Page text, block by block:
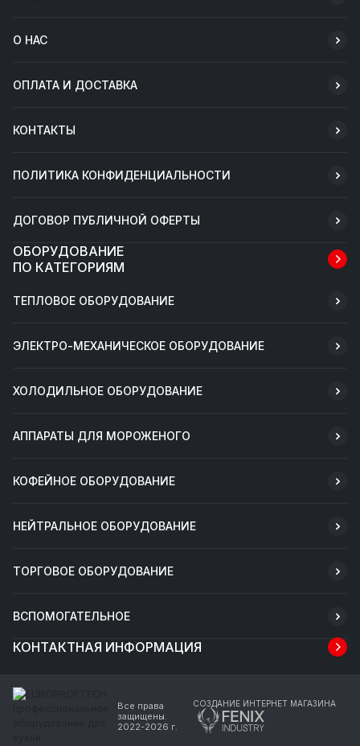
О НАС
ОПЛАТА И ДОСТАВКА
КОНТАКТЫ
ПОЛИТИКА КОНФИДЕНЦИАЛЬНОСТИ
ДОГОВОР ПУБЛИЧНОЙ ОФЕРТЫ
ОБОРУДОВАНИЕ
ПО КАТЕГОРИЯМ
ТЕПЛОВОЕ ОБОРУДОВАНИЕ
ЭЛЕКТРО-МЕХАНИЧЕСКОЕ ОБОРУДОВАНИЕ
ХОЛОДИЛЬНОЕ ОБОРУДОВАНИЕ
АППАРАТЫ ДЛЯ МОРОЖЕНОГО
КОФЕЙНОЕ ОБОРУДОВАНИЕ
НЕЙТРАЛЬНОЕ ОБОРУДОВАНИЕ
ТОРГОВОЕ ОБОРУДОВАНИЕ
ВСПОМОГАТЕЛЬНОЕ
КОНТАКТНАЯ ИНФОРМАЦИЯ
Все права
защищены.
2022-2026 г.
СОЗДАНИЕ ИНТЕРНЕТ МАГАЗИНА